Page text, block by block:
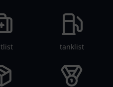
tanklist